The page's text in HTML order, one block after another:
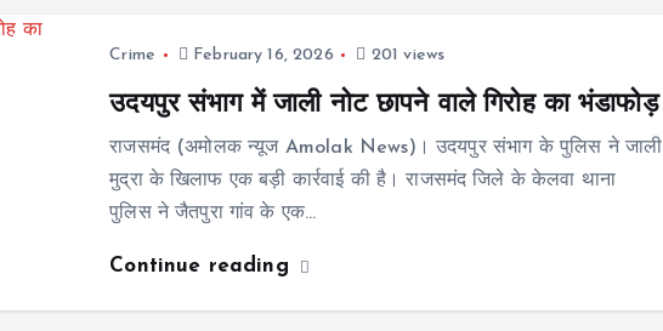
Crime February 16, 2026 201 views
उदयपुर संभाग में जाली नोट छापने वाले गिरोह का भंडाफोड़
राजसमंद (अमोलक न्यूज Amolak News)। उदयपुर संभाग के पुलिस ने जाली
मुद्रा के खिलाफ एक बड़ी कार्रवाई की है। राजसमंद जिले के केलवा थाना
पुलिस ने जैतपुरा गांव के एक…
Continue reading